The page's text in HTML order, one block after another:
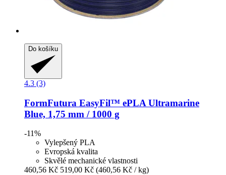
Do košíku
4.3 (3)
FormFutura EasyFil™ ePLA Ultramarine
Blue, 1,75 mm / 1000 g
-11%
Vylepšený PLA
Evropská kvalita
Skvělé mechanické vlastnosti
460,56 Kč 519,00 Kč (460,56 Kč / kg)